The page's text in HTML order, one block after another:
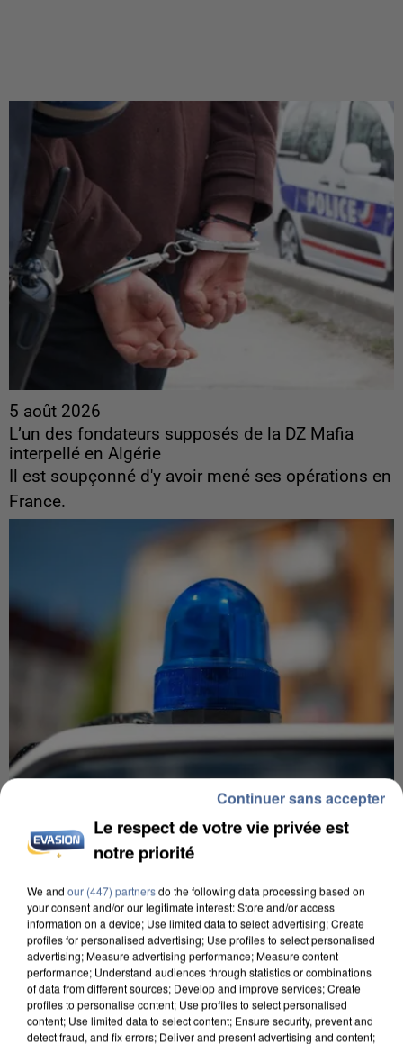
5 août 2026
L’un des fondateurs supposés de la DZ Mafia
interpellé en Algérie
Il est soupçonné d'y avoir mené ses opérations en
France.
5 août 2026
Une enquête ouverte à Marseille après la
Trois personnes ont été placées en garde à vue.
Le respect de votre vie privée est
notre priorité
We and our (447) partnersdo the following data processing based on
your consent and/or our legitimate interest: Store and/or access
information on a device; Use limited data to select advertising; Create
profiles for personalised advertising; Use profiles to select personalised
advertising; Measure advertising performance; Measure content
performance; Understand audiences through statistics or combinations
of data from different sources; Develop and improve services; Create
profiles to personalise content; Use profiles to select personalised
content; Use limited data to select content; Ensure security, prevent and
detect fraud, and fix errors; Deliver and present advertising and content;
Continuer sans accepter